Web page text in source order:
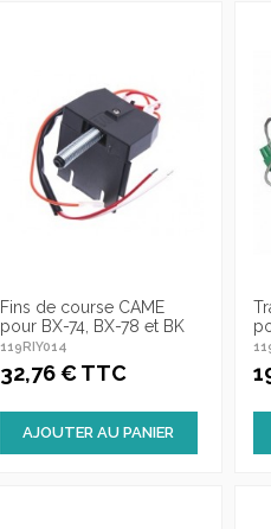
Fins de course CAME
pour BX-74, BX-78 et BK
119RIY014
32,76 € TTC
AJOUTER AU PANIER